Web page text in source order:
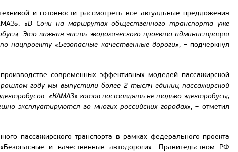
и готовности рассмотреть все актуальные предложения
«В Сочи на маршрутах общественного транспорта уже
Это важная часть экологического проекта администрации
нацпроекту «Безопасные качественные дороги», – подчеркнул
современных эффективных моделей пассажирской
году мы выпустили более 2 тысяч единиц пассажирской
«КАМАЗ» готов поставлять не только электробусы,
эксплуатируются во многих российских городах», – отметил
пассажирского транспорта в рамках федерального проекта
и качественные автодороги». Правительством РФ